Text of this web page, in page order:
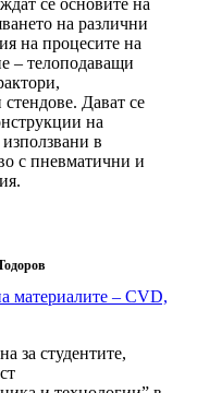
се основите на
на различни
на процесите на
– телоподаващи
Дават се
на
в
с пневматични и
материалите – CVD,
за студентите,